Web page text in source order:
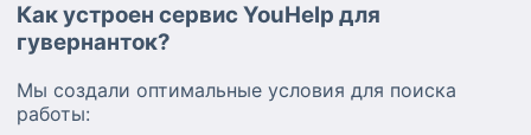
Как устроен сервис YouHelp для
гувернанток?
Мы создали оптимальные условия для поиска
работы: